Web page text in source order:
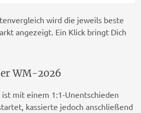
wird die jeweils beste
angezeigt. Ein Klick bringt Dich
WM-2026
mit einem 1:1-Unentschieden
kassierte jedoch anschließend